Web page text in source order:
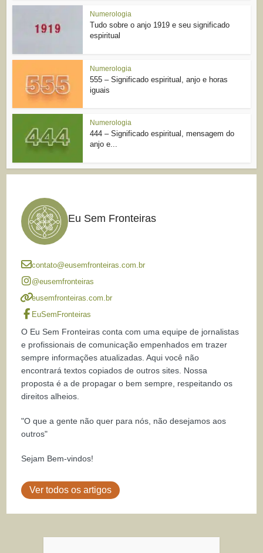
Numerologia
Tudo sobre o anjo 1919 e seu significado
espiritual
Numerologia
555 – Significado espiritual, anjo e horas
iguais
Numerologia
444 – Significado espiritual, mensagem do
anjo e...
Eu Sem Fronteiras
contato@eusemfronteiras.com.br
@eusemfronteiras
eusemfronteiras.com.br
EuSemFronteiras
O Eu Sem Fronteiras conta com uma equipe de jornalistas
e profissionais de comunicação empenhados em trazer
sempre informações atualizadas. Aqui você não
encontrará textos copiados de outros sites. Nossa
proposta é a de propagar o bem sempre, respeitando os
direitos alheios.
"O que a gente não quer para nós, não desejamos aos
outros"
Sejam Bem-vindos!
Ver todos os artigos